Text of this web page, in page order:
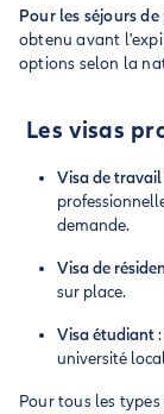
Pour les séjours
obtenu avant
options selon la
Les visas
Visa de travail
demande.
Visa de
sur place.
Visa étudiant
université
Pour tous les